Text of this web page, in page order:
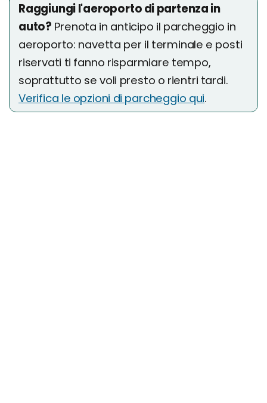
Raggiungi l'aeroporto di partenza in
auto? Prenota in anticipo il parcheggio in
aeroporto: navetta per il terminale e posti
riservati ti fanno risparmiare tempo,
soprattutto se voli presto o rientri tardi.
Verifica le opzioni di parcheggio qui.